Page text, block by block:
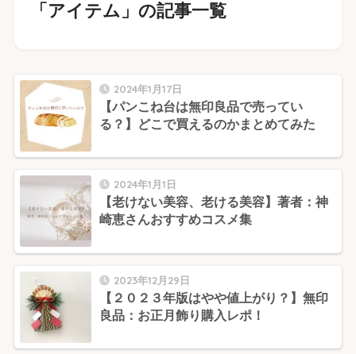
「アイテム」の記事一覧
2024年1月17日
【パンこね台は無印良品で売ってい
る？】どこで買えるのかまとめてみた
2024年1月1日
【老けない美容、老ける美容】著者：神
崎恵さんおすすめコスメ集
2023年12月29日
【２０２３年版はやや値上がり？】無印
良品：お正月飾り購入レポ！